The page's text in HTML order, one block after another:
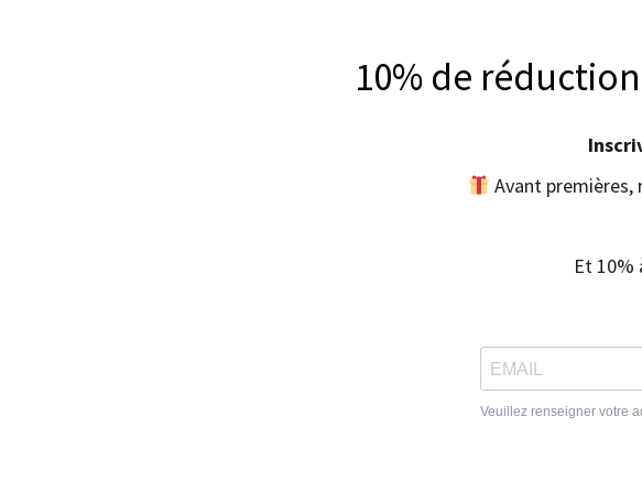
10% de
Avant
Et 10%